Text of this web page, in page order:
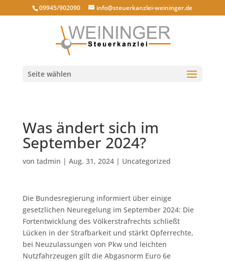
09945/902090 info@steuerkanzlei-weininger.de
Seite wählen
Was ändert sich im
September 2024?
von tadmin | Aug. 31, 2024| Uncategorized
Die Bundesregierung informiert über einige
gesetzlichen Neuregelung im September 2024: Die
Fortentwicklung des Völkerstrafrechts schließt
Lücken in der Strafbarkeit und stärkt Opferrechte,
bei Neuzulassungen von Pkw und leichten
Nutzfahrzeugen gilt die Abgasnorm Euro 6e